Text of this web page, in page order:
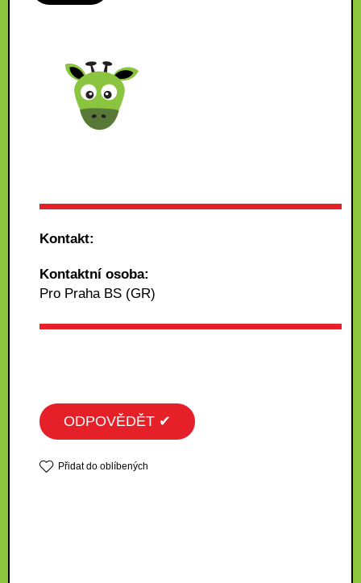
Kontakt:
Kontaktní osoba:
Pro Praha BS (GR)
ODPOVĚDĚT ✔
Přidat do oblíbených